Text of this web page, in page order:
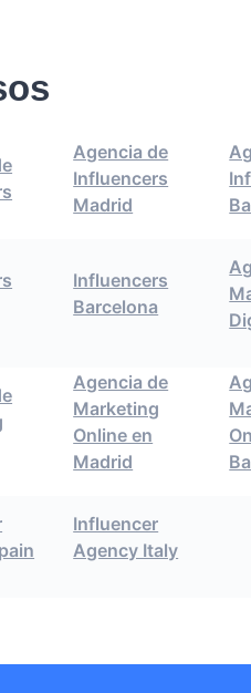
Agencia de
Influencers
Madrid
Influencers
Barcelona
Agencia de
Marketing
Online en
Madrid
Influencer
Agency Italy